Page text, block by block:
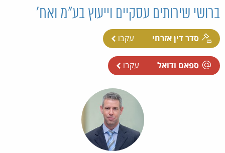
ברושי שירותים עסקיים וייעוץ בע"מ ואח'
סדר דין אזרחי עקבו
ספאם ודואל עקבו